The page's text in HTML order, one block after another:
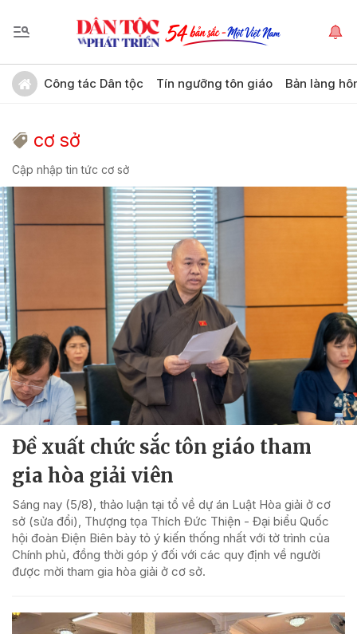
Công tác Dân tộc Tín ngưỡng tôn giáo Bản làng
cơ sở
Cập nhập tin tức cơ sở
Đề xuất chức sắc tôn giáo tham
gia hòa giải viên
Sáng nay (5/8), thảo luận tại tổ về dự án Luật Hòa giải ở cơ
sở (sửa đổi), Thượng tọa Thích Đức Thiện - Đại biểu Quốc
hội đoàn Điện Biên bày tỏ ý kiến thống nhất với tờ trình của
Chính phủ, đồng thời góp ý đối với các quy định về người
được mời tham gia hòa giải ở cơ sở.